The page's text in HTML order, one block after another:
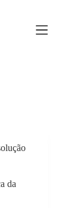
da